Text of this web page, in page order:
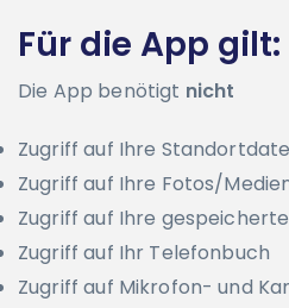
Für die App gilt:
Die App benötigt nicht
Zugriff auf Ihre
Zugriff auf Ihre Fotos/
Zugriff auf Ihre
Zugriff auf Ihr Telefonbuch
Zugriff auf Mikrofon- und